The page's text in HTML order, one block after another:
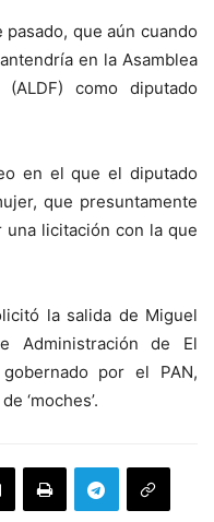
que aún cuando
en la Asamblea
como diputado
en el que el diputado
que presuntamente
licitación con la que
la salida de Miguel
Administración de El
por el PAN,
‘moches’.